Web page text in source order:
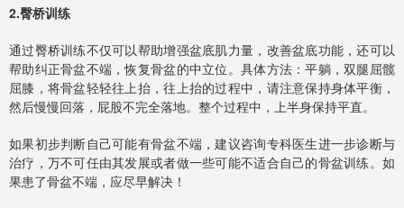
2.臀桥训练
通过臀桥训练不仅可以帮助增强盆底肌力量，改善盆底功能，还可以
帮助纠正骨盆不端，恢复骨盆的中立位。具体方法：平躺，双腿屈髋
屈膝，将骨盆轻轻往上抬，往上抬的过程中，请注意保持身体平衡，
然后慢慢回落，屁股不完全落地。整个过程中，上半身保持平直。
如果初步判断自己可能有骨盆不端，建议咨询专科医生进一步诊断与
治疗，万不可任由其发展或者做一些可能不适合自己的骨盆训练。如
果患了骨盆不端，应尽早解决！